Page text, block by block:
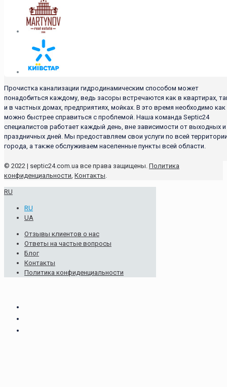
Прочистка канализации гидродинамическим способом может
понадобиться каждому, ведь засоры встречаются как в квартирах,
и в частных домах, предприятиях, мойках. В это время необходимо как
можно быстрее справиться с проблемой. Наша команда Septic24
специалистов работает каждый день, вне зависимости от выходных и
праздничных дней. Мы предоставляем свои услуги по всей
города, а также обслуживаем населенные пункты всей области.
© 2022 | septic24.com.ua все права защищены. Политика
конфиденциальности, Контакты.
RU
RU
UA
Отзывы клиентов о нас
Ответы на частые вопросы
Блог
Контакты
Политика конфиденциальности